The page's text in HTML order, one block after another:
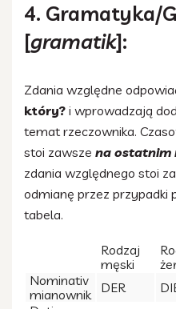
4. Gramatyka/
[gramatik]:
Zdania względne
który? i wprowadzają
temat rzeczownika.
stoi zawsze na ostatnim
zdania względnego stoi
odmianę przez przypadki
tabela.
Rodzaj
męski
Nominativ
mianownik
DER